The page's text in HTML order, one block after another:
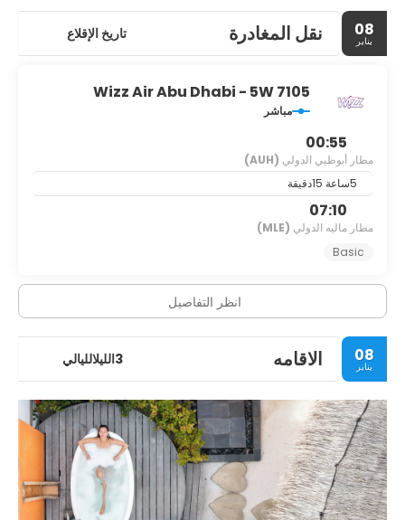
08
يناير نقل المغادرة تاريخ الإقلاع
Wizz Air Abu Dhabi - 5W 7105
مباشر
00:55
مطار أبوظبي الدولي (AUH)
07:10
مطار ماليه الدولي (MLE)
Basic
انظر التفاصيل
08
يناير الاقامه 3الليلالليالي